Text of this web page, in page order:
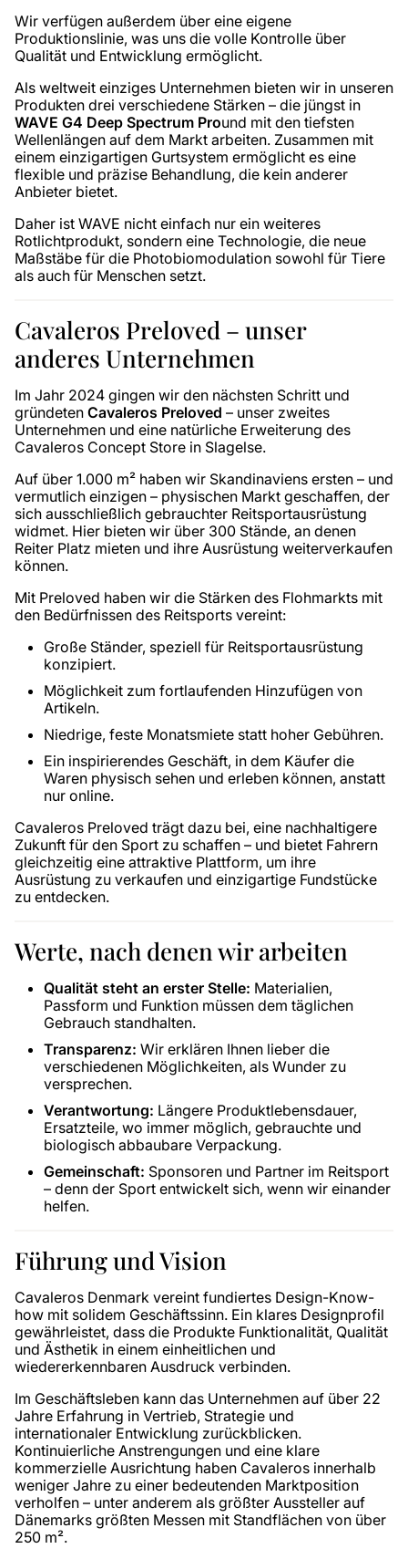
Wir verfügen außerdem über eine eigene
Produktionslinie, was uns die volle Kontrolle über
Qualität und Entwicklung ermöglicht.
Als weltweit einziges Unternehmen bieten wir in unseren
Produkten drei verschiedene Stärken – die jüngst in
WAVE G4 Deep Spectrum Pround mit den tiefsten
Wellenlängen auf dem Markt arbeiten. Zusammen mit
einem einzigartigen Gurtsystem ermöglicht es eine
flexible und präzise Behandlung, die kein anderer
Anbieter bietet.
Daher ist WAVE nicht einfach nur ein weiteres
Rotlichtprodukt, sondern eine Technologie, die neue
Maßstäbe für die Photobiomodulation sowohl für Tiere
als auch für Menschen setzt.
Cavaleros Preloved – unser
anderes Unternehmen
Im Jahr 2024 gingen wir den nächsten Schritt und
gründeten Cavaleros Preloved – unser zweites
Unternehmen und eine natürliche Erweiterung des
Cavaleros Concept Store in Slagelse.
Auf über 1.000 m² haben wir Skandinaviens ersten – und
vermutlich einzigen – physischen Markt geschaffen, der
sich ausschließlich gebrauchter Reitsportausrüstung
widmet. Hier bieten wir über 300 Stände, an denen
Reiter Platz mieten und ihre Ausrüstung weiterverkaufen
können.
Mit Preloved haben wir die Stärken des Flohmarkts mit
den Bedürfnissen des Reitsports vereint:
Große Ständer, speziell für Reitsportausrüstung
konzipiert.
Möglichkeit zum fortlaufenden Hinzufügen von
Artikeln.
Niedrige, feste Monatsmiete statt hoher Gebühren.
Ein inspirierendes Geschäft, in dem Käufer die
Waren physisch sehen und erleben können, anstatt
nur online.
Cavaleros Preloved trägt dazu bei, eine nachhaltigere
Zukunft für den Sport zu schaffen – und bietet Fahrern
gleichzeitig eine attraktive Plattform, um ihre
Ausrüstung zu verkaufen und einzigartige Fundstücke
zu entdecken.
Werte, nach denen wir arbeiten
Qualität steht an erster Stelle: Materialien,
Passform und Funktion müssen dem täglichen
Gebrauch standhalten.
Transparenz: Wir erklären Ihnen lieber die
verschiedenen Möglichkeiten, als Wunder zu
versprechen.
Verantwortung: Längere Produktlebensdauer,
Ersatzteile, wo immer möglich, gebrauchte und
biologisch abbaubare Verpackung.
Gemeinschaft: Sponsoren und Partner im Reitsport
– denn der Sport entwickelt sich, wenn wir einander
helfen.
Führung und Vision
Cavaleros Denmark vereint fundiertes Design-Know-
how mit solidem Geschäftssinn. Ein klares Designprofil
gewährleistet, dass die Produkte Funktionalität, Qualität
und Ästhetik in einem einheitlichen und
wiedererkennbaren Ausdruck verbinden.
Im Geschäftsleben kann das Unternehmen auf über 22
Jahre Erfahrung in Vertrieb, Strategie und
internationaler Entwicklung zurückblicken.
Kontinuierliche Anstrengungen und eine klare
kommerzielle Ausrichtung haben Cavaleros innerhalb
weniger Jahre zu einer bedeutenden Marktposition
verholfen – unter anderem als größter Aussteller auf
Dänemarks größten Messen mit Standflächen von über
250 m².